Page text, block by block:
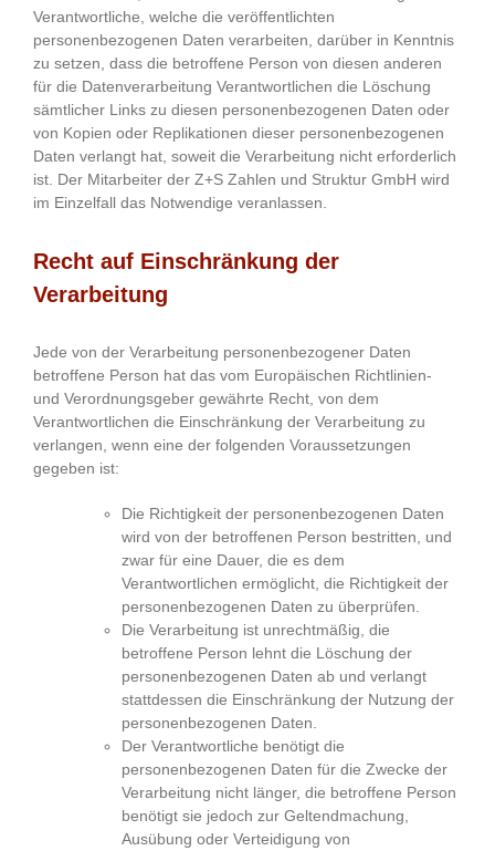
Verantwortliche, welche die veröffentlichten
personenbezogenen Daten verarbeiten, darüber in Kenntnis
zu setzen, dass die betroffene Person von diesen anderen
für die Datenverarbeitung Verantwortlichen die Löschung
sämtlicher Links zu diesen personenbezogenen Daten oder
von Kopien oder Replikationen dieser personenbezogenen
Daten verlangt hat, soweit die Verarbeitung nicht erforderlich
ist. Der Mitarbeiter der Z+S Zahlen und Struktur GmbH wird
im Einzelfall das Notwendige veranlassen.
Recht auf Einschränkung der
Verarbeitung
Jede von der Verarbeitung personenbezogener Daten
betroffene Person hat das vom Europäischen Richtlinien-
und Verordnungsgeber gewährte Recht, von dem
Verantwortlichen die Einschränkung der Verarbeitung zu
verlangen, wenn eine der folgenden Voraussetzungen
gegeben ist:
Die Richtigkeit der personenbezogenen Daten
wird von der betroffenen Person bestritten, und
zwar für eine Dauer, die es dem
Verantwortlichen ermöglicht, die Richtigkeit der
personenbezogenen Daten zu überprüfen.
Die Verarbeitung ist unrechtmäßig, die
betroffene Person lehnt die Löschung der
personenbezogenen Daten ab und verlangt
stattdessen die Einschränkung der Nutzung der
personenbezogenen Daten.
Der Verantwortliche benötigt die
personenbezogenen Daten für die Zwecke der
Verarbeitung nicht länger, die betroffene Person
benötigt sie jedoch zur Geltendmachung,
Ausübung oder Verteidigung von